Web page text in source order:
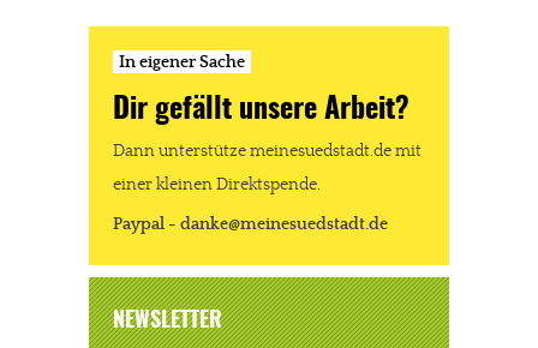
In eigener Sache
Dir gefällt unsere Arbeit?
Dann unterstütze meinesuedstadt.de mit
einer kleinen Direktspende.
Paypal - danke@meinesuedstadt.de
NEWSLETTER